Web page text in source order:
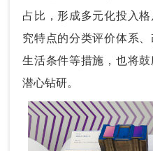
占比，形成多元化投入
究特点的分类评价体系
生活条件等措施，也将鼓
潜心钻研。